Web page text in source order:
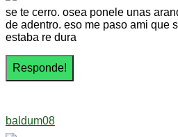
se te cerro. osea ponele unas
de adentro. eso me paso ami que
estaba re dura
baldum08